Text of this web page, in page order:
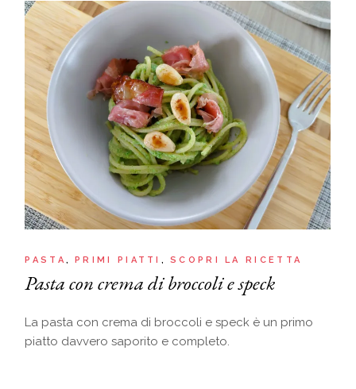
PASTA PRIMI PIATTI SCOPRI LA RICETTA
Pasta con crema di broccoli e speck
La pasta con crema di broccoli e speck è un primo
piatto davvero saporito e completo.